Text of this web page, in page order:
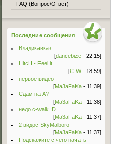
FAQ (Вопрос/Ответ)
Последние сообщения
Владикавказ
[dancebize - 22:15]
HitcH - Feel it
[C-W- 18:59]
первое видео
[Ma3aFaKa - 11:39]
Сдам на А?
[Ma3aFaKa - 11:38]
недо c-walk :D
[Ma3aFaKa - 11:37]
2 видос SkyMalboro
[Ma3aFaKa - 11:37]
Подскажите с чего начать